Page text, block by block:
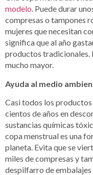
modelo. Puede durar
compresas o tampones
mujeres que necesitan
significa que al año
productos tradicionales.
mucho mayor.
Ayuda al medio
Casi todos los
cientos de años en
sustancias químicas
copa menstrual es una
planeta. Evita que se
miles de compresas y
despilfarro de